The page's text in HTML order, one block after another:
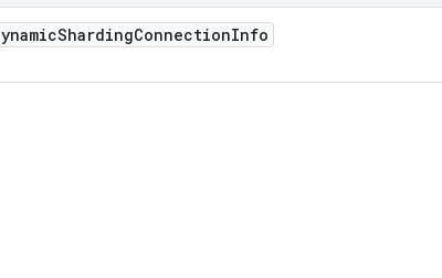
ShardingConnectionInfo